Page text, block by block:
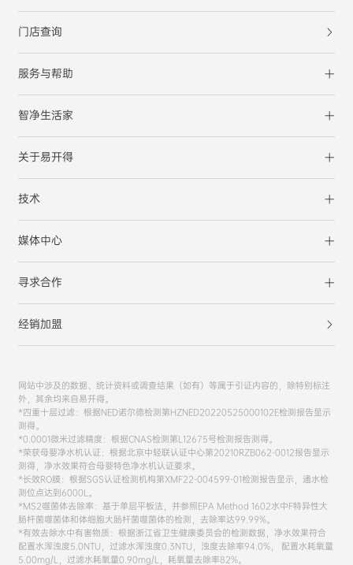
门店查询
服务与帮助
智净生活家
关于易开得
技术
媒体中心
寻求合作
经销加盟
网站中涉及的数据、统计资料或调查结果（如有）等属于引证内容的，除特别标注
外，其余均来自易开得。
*四重十层过滤：根据NED诺尔德检测第HZNED20220525000102E检测报告显示
测得。
*0.0001微米过滤精度：根据CNAS检测第L12675号检测报告测得。
*荣获母婴净水机认证：根据北京中轻联认证中心第20210RZB062-0012报告显示
测得，净水效果符合母婴特色净水机认证要求。
*长效RO膜：根据SGS认证检测机构第XMF22-004599-01检测报告显示，通水检
测位点达到6000L。
*MS2噬菌体去除率：基于单层平板法，并参照EPA Method 1602水中F特异性大
肠杆菌噬菌体和体细胞大肠杆菌噬菌体的检测，去除率达99.99%。
*有效去除水中有害物质：根据浙江省卫生健康委员会的检测数据，净水效果符合
配置水浑浊度5.0NTU，过滤水浑浊度0.3NTU，浊度去除率94.0%， 配置水耗氧量
5.00mg/L，过滤水耗氧量0.90mg/L，耗氧量去除率82%。